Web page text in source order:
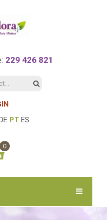
229 426 821
PT ES
0
shopping cart
0.00€